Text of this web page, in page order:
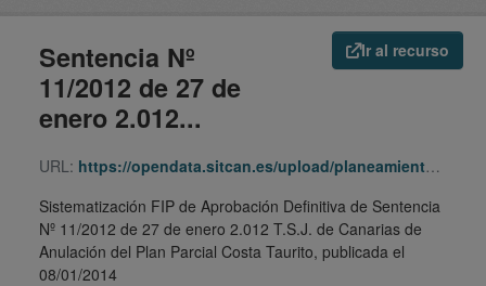
Ir al recurso
Sentencia Nº
11/2012 de 27 de
enero 2.012...
URL: https://opendata.sitcan.es/upload/planeamiento/fip/350120_8d2f887bb8634e8b2fc3808e280988bd.zip
Sistematización FIP de Aprobación Definitiva de Sentencia
Nº 11/2012 de 27 de enero 2.012 T.S.J. de Canarias de
Anulación del Plan Parcial Costa Taurito, publicada el
08/01/2014